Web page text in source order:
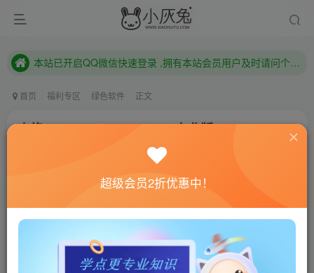
本站已开启QQ微信快速登录 ,拥有本站会员用户及时请问个人中心绑定！
本站已开启QQ微信快速登录 ,拥有本站会员用户及时请问个人中心绑定！
首页 福利专区 绿色软件 正文
小修Windows11 22622.575专业版
联网教程： 内附教程
单机教程： 内附教程
不懂的话联系客服！！！
超级会员2折优惠中！